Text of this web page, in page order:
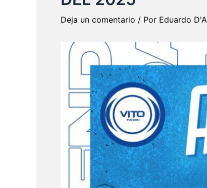
Deja un comentario / Por Eduardo